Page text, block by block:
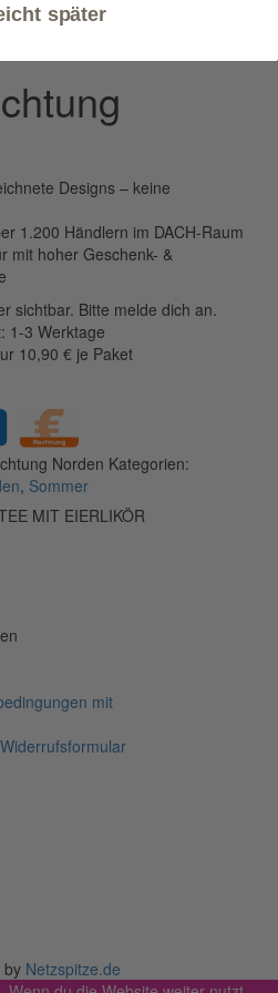
Designs – keine
1.200 Händlern im DACH-Raum
mit hoher Geschenk- &
sichtbar. Bitte melde dich an.
1-3 Werktage
10,90 € je Paket
Norden Kategorien:
, Sommer
MIT EIERLIKÖR
mit
by Netzspitze.de
später